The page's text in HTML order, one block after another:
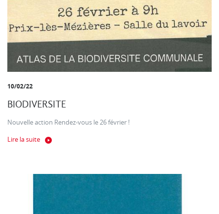
10/02/22
BIODIVERSITE
Nouvelle action Rendez-vous le 26 février !
Lire la suite